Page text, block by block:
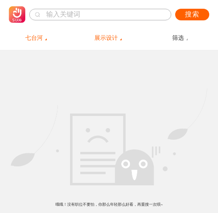
搜索
七台河 展示设计 筛选
哦哦！没有职位不要怕，你那么年轻那么好看，再重搜一次呗~